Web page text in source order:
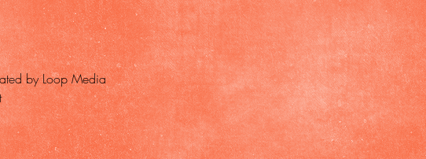
by Loop Media